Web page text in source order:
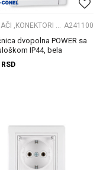
A241100
dvopolna POWER sa
IP44, bela
RSD